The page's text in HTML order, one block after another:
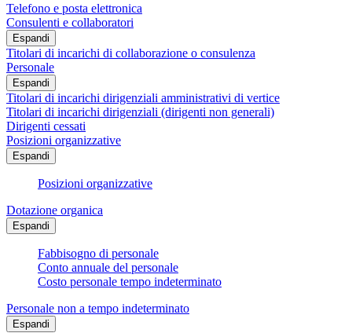
Telefono e posta elettronica
Consulenti e collaboratori
Espandi
Titolari di incarichi di collaborazione o consulenza
Personale
Espandi
Titolari di incarichi dirigenziali amministrativi di vertice
Titolari di incarichi dirigenziali (dirigenti non generali)
Dirigenti cessati
Posizioni organizzative
Espandi
Posizioni organizzative
Dotazione organica
Espandi
Fabbisogno di personale
Conto annuale del personale
Costo personale tempo indeterminato
Personale non a tempo indeterminato
Espandi